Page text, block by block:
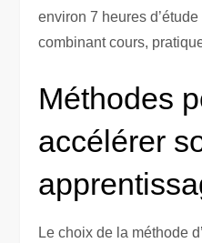
environ 7 heures
combinant cours,
Méthodes
accélérer
Le choix de la méthode